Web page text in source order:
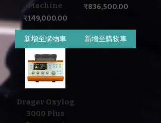
Machine
價格
₹149,000.00
新增至購物車
價格
₹836,500.00
新增至購物車
Drager Oxylog
3000 Plus